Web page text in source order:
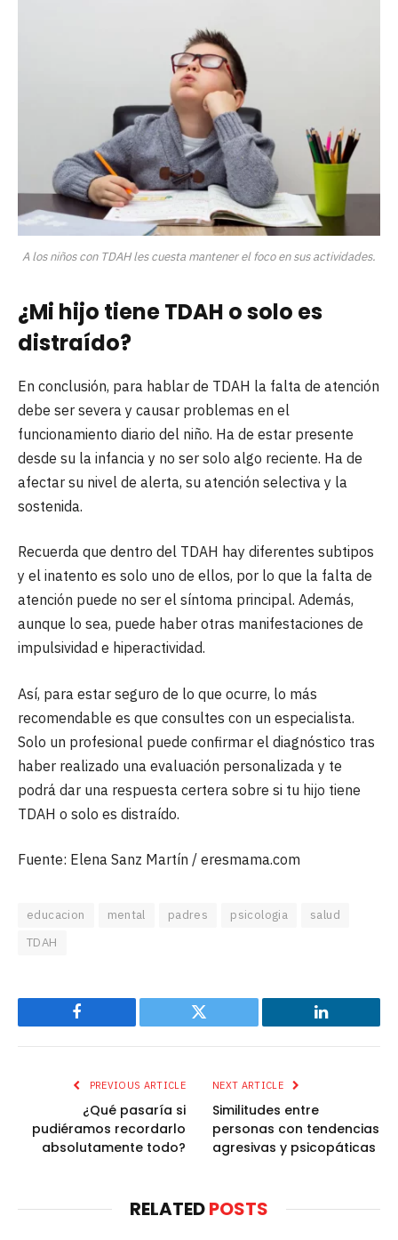
A los niños con TDAH les cuesta mantener el foco en sus actividades.
¿Mi hijo tiene TDAH o solo es
distraído?
En conclusión, para hablar de TDAH la falta de atención
debe ser severa y causar problemas en el
funcionamiento diario del niño. Ha de estar presente
desde su la infancia y no ser solo algo reciente. Ha de
afectar su nivel de alerta, su atención selectiva y la
sostenida.
Recuerda que dentro del TDAH hay diferentes subtipos
y el inatento es solo uno de ellos, por lo que la falta de
atención puede no ser el síntoma principal. Además,
aunque lo sea, puede haber otras manifestaciones de
impulsividad e hiperactividad.
Así, para estar seguro de lo que ocurre, lo más
recomendable es que consultes con un especialista.
Solo un profesional puede confirmar el diagnóstico tras
haber realizado una evaluación personalizada y te
podrá dar una respuesta certera sobre si tu hijo tiene
TDAH o solo es distraído.
Fuente: Elena Sanz Martín / eresmama.com
educacion mental padres psicologia
salud
TDAH
Facebook Twitter LinkedIn
PREVIOUS ARTICLE
¿Qué pasaría si
pudiéramos recordarlo
absolutamente todo?
NEXT ARTICLE
Similitudes entre
personas con tendencias
agresivas y psicopáticas
RELATEDPOSTS